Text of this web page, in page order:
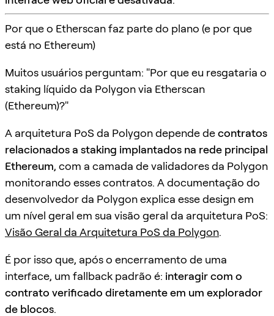
Por que o Etherscan faz parte do plano (e por que
está no Ethereum)
Muitos usuários perguntam: "Por que eu resgataria o
staking líquido da Polygon via Etherscan
(Ethereum)?"
A arquitetura PoS da Polygon depende decontratos
relacionados a staking implantados na rede principal
Ethereum, com a camada de validadores da Polygon
monitorando esses contratos. A documentação do
desenvolvedor da Polygon explica esse design em
um nível geral em sua visão geral da arquitetura PoS:
Visão Geral da Arquitetura PoS da Polygon.
É por isso que, após o encerramento de uma
interface, um fallback padrão é: interagir com o
contrato verificado diretamente em um explorador
de blocos.